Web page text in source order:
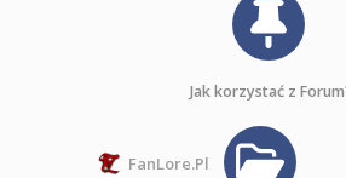
Jak korzystać z
FanLore.pl